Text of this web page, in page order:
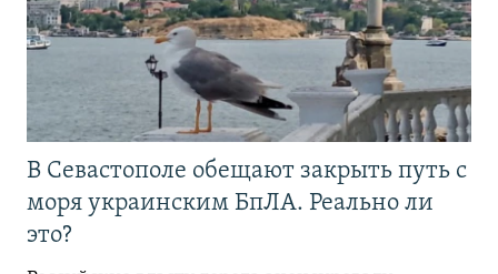
В Севастополе обещают закрыть путь с
моря украинским БпЛА. Реально ли
это?